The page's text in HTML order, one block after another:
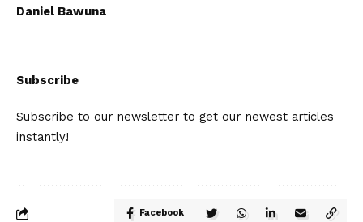
Daniel Bawuna
Subscribe
Subscribe to our newsletter to get our newest articles
instantly!
Facebook